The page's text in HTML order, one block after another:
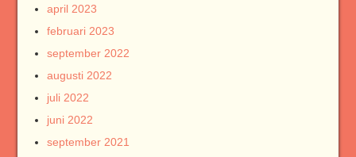
april 2023
februari 2023
september 2022
augusti 2022
juli 2022
juni 2022
september 2021